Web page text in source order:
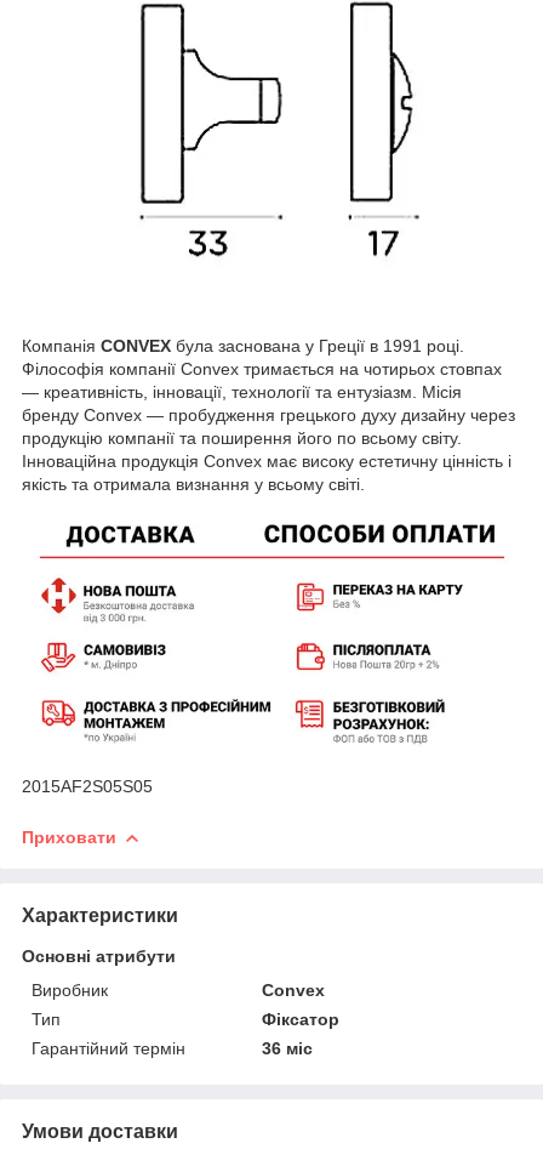
Компанія CONVEX була заснована у Греції в 1991 році.
Філософія компанії Convex тримається на чотирьох стовпах
— креативність, інновації, технології та ентузіазм. Місія
бренду Convex — пробудження грецького духу дизайну через
продукцію компанії та поширення його по всьому світу.
Інноваційна продукція Convex має високу естетичну цінність і
якість та отримала визнання у всьому світі.
2015AF2S05S05
Приховати
Характеристики
Основні атрибути
Виробник
Convex
Тип
Фіксатор
Гарантійний термін
36 міс
Умови доставки